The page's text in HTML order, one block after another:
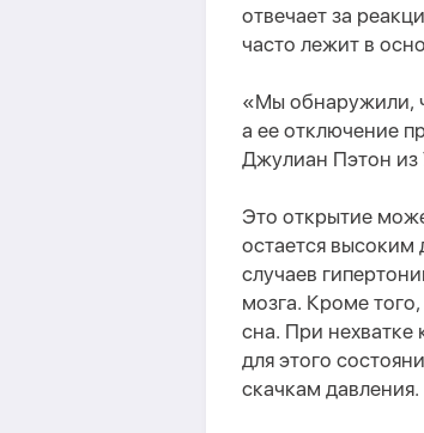
отвечает за
часто лежит в
«Мы обнаружили,
а ее отключение
Джулиан Пэтон из
Это открытие
остается
случаев
мозга. Кроме
сна. При нехватке
для этого
скачкам давления.